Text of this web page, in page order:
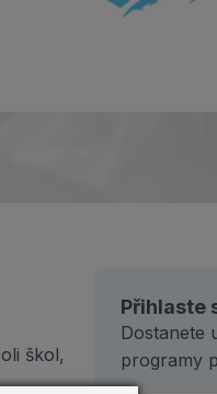
škol,
Přihlaste
Dostanete
programy